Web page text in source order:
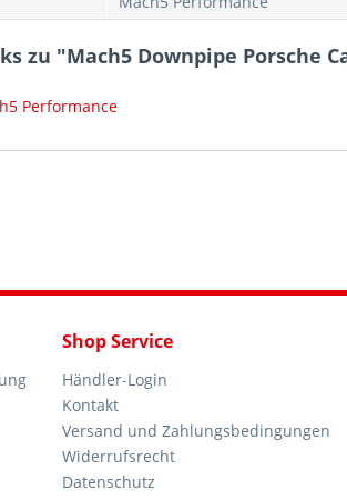
zu "Mach5 Downpipe Porsche
Performance
Shop Service
Händler-Login
Kontakt
Versand und Zahlungsbedingungen
Widerrufsrecht
Datenschutz